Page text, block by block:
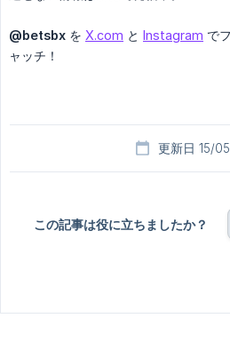
@betsbx を X.com と Instagram で
ャッチ！
更新日 15/
この記事は役に立ちましたか？